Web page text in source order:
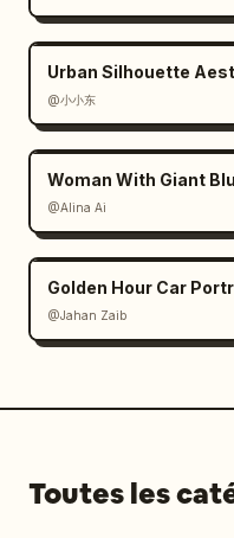
Urban Silhouette
@小小东
Woman With Giant
@Alina Ai
Golden Hour Car
@Jahan Zaib
Toutes les